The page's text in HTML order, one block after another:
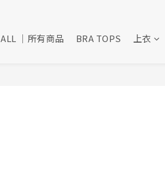
ALL ｜所有商品 BRA TOPS 上衣